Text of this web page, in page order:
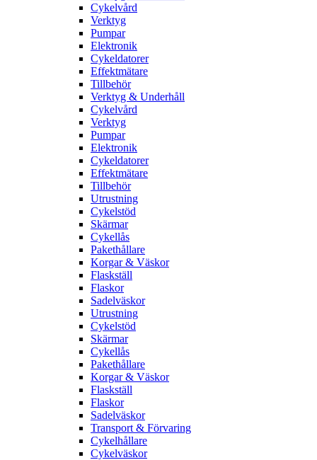
Cykelvård
Verktyg
Pumpar
Elektronik
Cykeldatorer
Effektmätare
Tillbehör
Verktyg & Underhåll
Cykelvård
Verktyg
Pumpar
Elektronik
Cykeldatorer
Effektmätare
Tillbehör
Utrustning
Cykelstöd
Skärmar
Cykellås
Pakethållare
Korgar & Väskor
Flaskställ
Flaskor
Sadelväskor
Utrustning
Cykelstöd
Skärmar
Cykellås
Pakethållare
Korgar & Väskor
Flaskställ
Flaskor
Sadelväskor
Transport & Förvaring
Cykelhållare
Cykelväskor